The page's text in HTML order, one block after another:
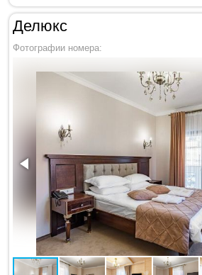
Делюкс
Фотографии номера: